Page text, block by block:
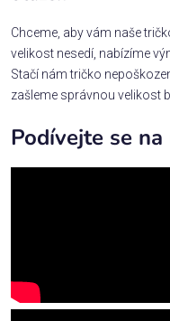
Chceme, aby vám naše
velikost nesedí, nabízíme
Stačí nám tričko
zašleme správnou velikost
Podívejte se